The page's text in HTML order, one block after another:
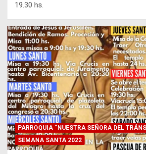
19.30 hs.
PARROQUIA “NUESTRA SEÑORA DEL
SEMANA SANTA 2022